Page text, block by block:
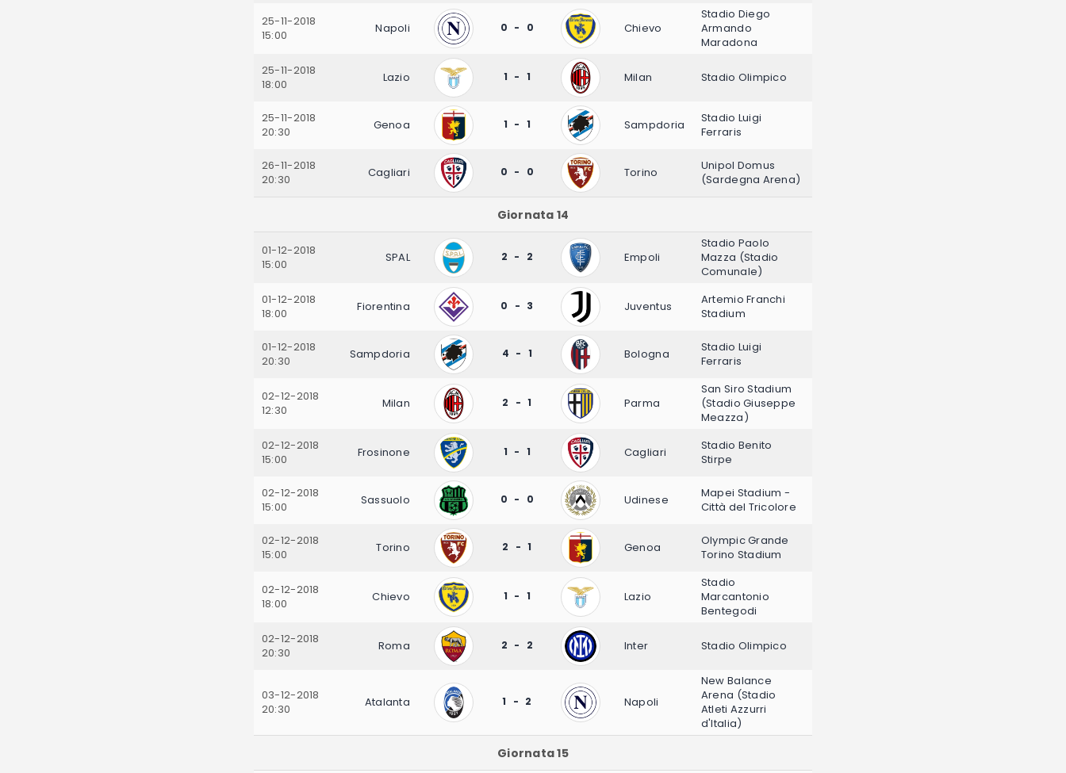
25-11-2018
15:00
Napoli 0 - 0 Chievo
Stadio Diego
Armando
Maradona
25-11-2018
18:00
Lazio 1 - 1 Milan Stadio Olimpico
25-11-2018
20:30
Genoa 1 - 1 Sampdoria
Stadio Luigi
Ferraris
26-11-2018
20:30
Cagliari 0 - 0 Torino
Unipol Domus
(Sardegna Arena)
Giornata 14
01-12-2018
15:00
SPAL 2 - 2 Empoli
Stadio Paolo
Mazza (Stadio
Comunale)
01-12-2018
18:00
Fiorentina 0 - 3 Juventus
Artemio Franchi
Stadium
01-12-2018
20:30
Sampdoria 4 - 1 Bologna
Stadio Luigi
Ferraris
02-12-2018
12:30
Milan 2 - 1 Parma
San Siro Stadium
(Stadio Giuseppe
Meazza)
02-12-2018
15:00
Frosinone 1 - 1 Cagliari
Stadio Benito
Stirpe
02-12-2018
15:00
Sassuolo 0 - 0 Udinese
Mapei Stadium -
Città del Tricolore
02-12-2018
15:00
Torino 2 - 1 Genoa
Olympic Grande
Torino Stadium
02-12-2018
18:00
Chievo 1 - 1 Lazio
Stadio
Marcantonio
Bentegodi
02-12-2018
20:30
Roma 2 - 2 Inter Stadio Olimpico
03-12-2018
20:30
Atalanta 1 - 2 Napoli
New Balance
Arena (Stadio
Atleti Azzurri
d'Italia)
Giornata 15